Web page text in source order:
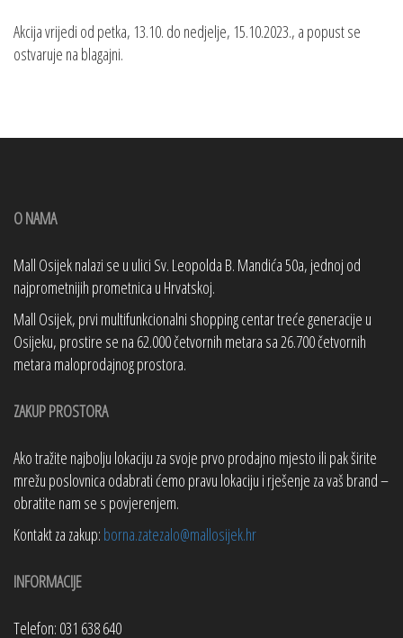
Akcija vrijedi od petka, 13.10. do nedjelje, 15.10.2023., a popust se
ostvaruje na blagajni.
O NAMA
Mall Osijek nalazi se u ulici Sv. Leopolda B. Mandića 50a, jednoj od
najprometnijih prometnica u Hrvatskoj.
Mall Osijek, prvi multifunkcionalni shopping centar treće generacije u
Osijeku, prostire se na 62.000 četvornih metara sa 26.700 četvornih
metara maloprodajnog prostora.
ZAKUP PROSTORA
Ako tražite najbolju lokaciju za svoje prvo prodajno mjesto ili pak širite
mrežu poslovnica odabrati ćemo pravu lokaciju i rješenje za vaš brand –
obratite nam se s povjerenjem.
Kontakt za zakup: borna.zatezalo@mallosijek.hr
INFORMACIJE
Telefon: 031 638 640